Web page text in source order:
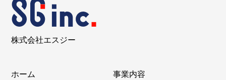
株式会社エスジー
ホーム 事業内容